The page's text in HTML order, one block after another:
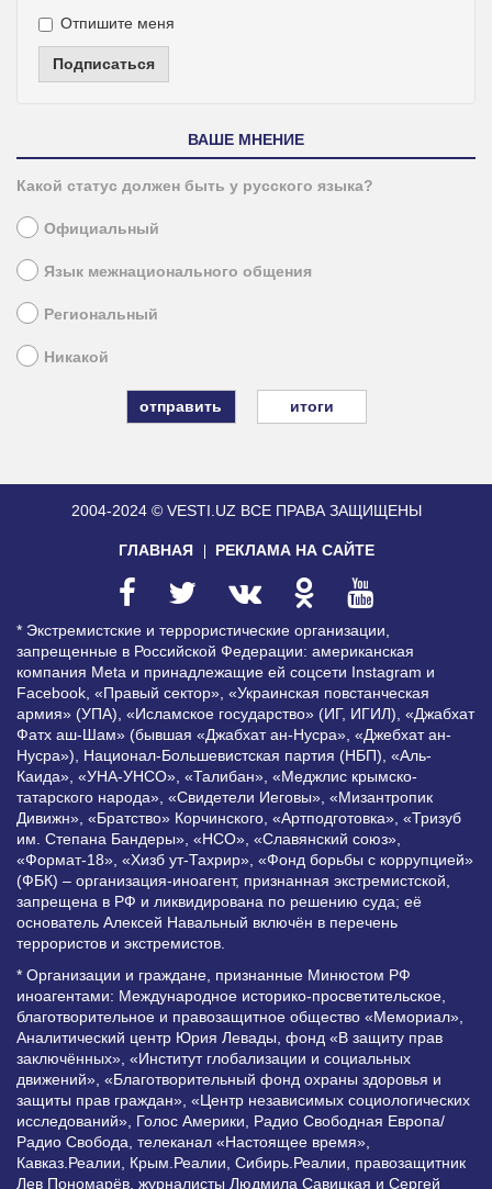
Отпишите меня
Подписаться
ВАШЕ МНЕНИЕ
Какой статус должен быть у русского языка?
Официальный
Язык межнационального общения
Региональный
Никакой
итоги
2004-2024 © VESTI.UZ ВСЕ ПРАВА ЗАЩИЩЕНЫ
ГЛАВНАЯ РЕКЛАМА НА САЙТЕ
* Экстремистские и террористические организации,
запрещенные в Российской Федерации: американская
компания Meta и принадлежащие ей соцсети Instagram и
Facebook, «Правый сектор», «Украинская повстанческая
армия» (УПА), «Исламское государство» (ИГ, ИГИЛ), «Джабхат
Фатх аш-Шам» (бывшая «Джабхат ан-Нусра», «Джебхат ан-
Нусра»), Национал-Большевистская партия (НБП), «Аль-
Каида», «УНА-УНСО», «Талибан», «Меджлис крымско-
татарского народа», «Свидетели Иеговы», «Мизантропик
Дивижн», «Братство» Корчинского, «Артподготовка», «Тризуб
им. Степана Бандеры», «НСО», «Славянский союз»,
«Формат-18», «Хизб ут-Тахрир», «Фонд борьбы с коррупцией»
(ФБК) – организация-иноагент, признанная экстремистской,
запрещена в РФ и ликвидирована по решению суда; её
основатель Алексей Навальный включён в перечень
террористов и экстремистов.
* Организации и граждане, признанные Минюстом РФ
иноагентами: Международное историко-просветительское,
благотворительное и правозащитное общество «Мемориал»,
Аналитический центр Юрия Левады, фонд «В защиту прав
заключённых», «Институт глобализации и социальных
движений», «Благотворительный фонд охраны здоровья и
защиты прав граждан», «Центр независимых социологических
исследований», Голос Америки, Радио Свободная Европа/
Радио Свобода, телеканал «Настоящее время»,
Кавказ.Реалии, Крым.Реалии, Сибирь.Реалии, правозащитник
Лев Пономарёв, журналисты Людмила Савицкая и Сергей